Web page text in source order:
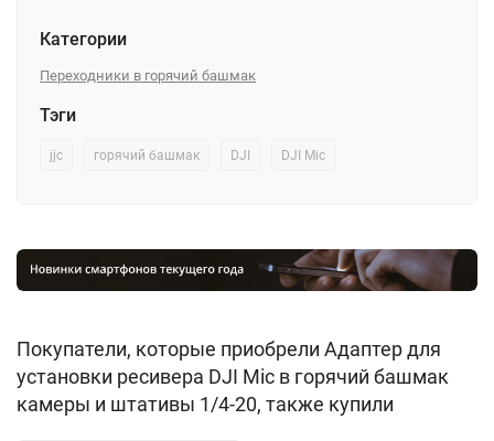
Категории
Переходники в горячий башмак
Тэги
jjc горячий башмак DJI DJI Mic
Покупатели, которые приобрели Адаптер для
установки ресивера DJI Mic в горячий башмак
камеры и штативы 1/4-20, также купили